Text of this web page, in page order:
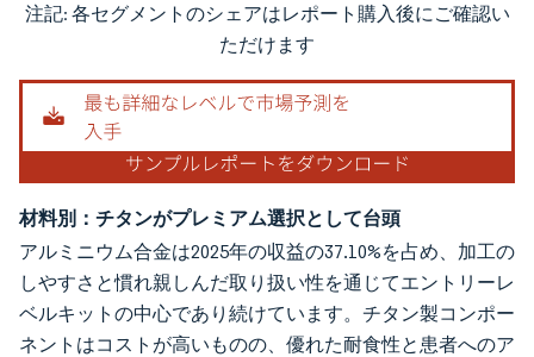
画像 © Mordor Intelligence。再利用にはCC BY 4.0の表示が必要です。
注記: 各セグメントのシェアはレポート購入後にご確認い
ただけます
材料別：チタンがプレミアム選択として台頭
アルミニウム合金は2025年の収益の37.10%を占め、加工の
しやすさと慣れ親しんだ取り扱い性を通じてエントリーレ
ベルキットの中心であり続けています。チタン製コンポー
ネントはコストが高いものの、優れた耐食性と患者へのア